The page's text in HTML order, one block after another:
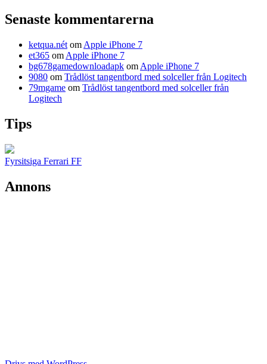
Senaste kommentarerna
ketqua.nét om Apple iPhone 7
et365 om Apple iPhone 7
bg678gamedownloadapk om Apple iPhone 7
9080 om Trådlöst tangentbord med solceller från Logitech
79mgame om Trådlöst tangentbord med solceller från
Logitech
Tips
Fyrsitsiga Ferrari FF
Annons